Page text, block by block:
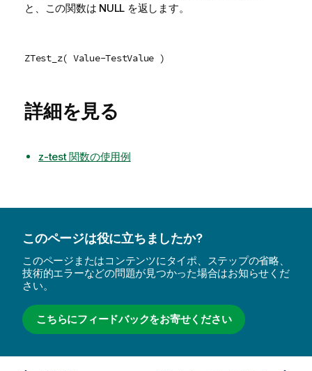
と、この関数は NULL を返します。
ZTest_z( Value-TestValue )
詳細を見る
z-test 関数の使用例
このページは役に立ちましたか?
このページまたはコンテンツにタイポ、ステップの省略、
技術的エラーなどの問題が見つかった場合はお知らせくだ
さい。
こちらにフィードバックをお寄せください